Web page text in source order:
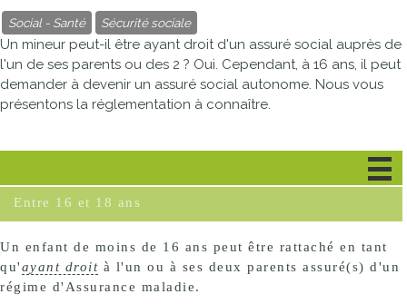
Social - Santé Sécurité sociale
Un mineur peut-il être ayant droit d'un assuré social auprès de
l'un de ses parents ou des 2 ? Oui. Cependant, à 16 ans, il peut
demander à devenir un assuré social autonome. Nous vous
présentons la réglementation à connaître.
Entre 16 et 18 ans
Un enfant de moins de 16 ans peut être rattaché en tant
qu'ayant droit à l'un ou à ses deux parents assuré(s) d'un
régime d'Assurance maladie.